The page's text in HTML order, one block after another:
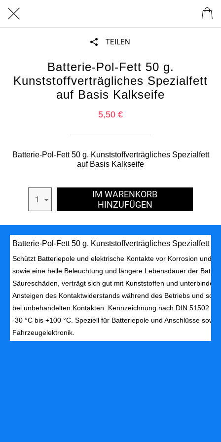
TEILEN
Batterie-Pol-Fett 50 g.
Kunststoffverträgliches Spezialfett
auf Basis Kalkseife
5,50 €
Batterie-Pol-Fett 50 g. Kunststoffverträgliches Spezialfett
auf Basis Kalkseife
1
IM WARENKORB
HINZUFÜGEN
Batterie-Pol-Fett 50 g. Kunststoffverträgliches Spezialfett
Schützt Batteriepole und elektrische Kontakte vor Korrosion und
sowie eine helle Beleuchtung und längere Lebensdauer der
Säureschäden, verträgt sich gut mit Kunststoffen und unterbindet
Ansteigen des Kontaktwiderstands während des Betriebs und
bei unbehandelten Kontakten. Kennzeichnung nach DIN 51502
-30 °C bis +100 °C. Speziell für Batteriepole und Anschlüsse
Fahrzeugelektronik.